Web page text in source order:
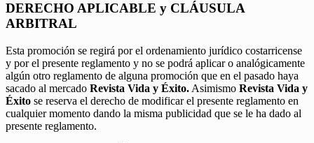
DERECHO APLICABLE y CLÁUSULA
ARBITRAL
Esta promoción se regirá por el ordenamiento jurídico costarricense
y por el presente reglamento y no se podrá aplicar o analógicamente
algún otro reglamento de alguna promoción que en el pasado haya
sacado al mercado Revista Vida y Éxito. Asimismo Revista Vida y
Éxito se reserva el derecho de modificar el presente reglamento en
cualquier momento dando la misma publicidad que se le ha dado al
presente reglamento.